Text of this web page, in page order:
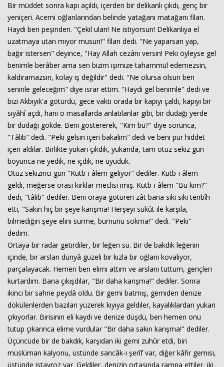
Bir müddet sonra kapı açıldı, içerden bir delikanlı çıkdı, genç bir
yeniçeri. Acemi oğlanlarından belinde yatağanı matağanı filan.
Haydi ben peşinden. "Çekil ulan! Ne istiyorsun! Delikanlıya el
uzatmaya utan mıyor musun!" filan dedi. "Ne yaparsan yap,
bağır istersen" deyince, "Hay Allah cezânı versin! Peki öyleyse gel
benimle berâber ama sen bizim işimize tahammül edemezsin,
kaldıramazsın, kolay iş değildir" dedi. "Ne olursa olsun ben
seninle geleceğim" diye ısrar ettim. "Haydi gel benimle" dedi ve
bizi Akbıyık'a götürdü, gece vakti orada bir kapıyı çaldı, kapıyı bir
siyâhî açdı, hani o masallarda anlatılanlar gibi, bir dudağı yerde
bir dudağı gökde. Beni göstererek, "Kim bu?" diye sorunca,
"Tâlib" dedi. "Peki gelsin içeri bakalım" dedi ve beni pür hiddet
içeri aldılar. Birlikte yukarı çıkdık, yukarıda, tam otuz sekiz gün
boyunca ne yedik, ne içdik, ne uyuduk.
Otuz sekizinci gün "Kutb-i âlem geliyor" dediler. Kutb-i âlem
geldi, meğerse orası kırklar meclisi imiş. Kutb-i âlem "Bu kim?"
dedi, "tâlib" dediler. Beni oraya götüren zât bana sıkı sıkı tenbîh
etti, "Sakın hiç bir şeye karışma! Herşeyi sükût ile karşıla,
bilmediğin şeye elini sürme, burnunu sokma!" dedi. "Peki"
dedim.
Ortaya bir radar getirdiler, bir leğen su. Bir de bakdık leğenin
içinde, bir arslan dünyâ güzeli bir kızla bir oğlanı kovalıyor,
parçalayacak. Hemen ben elimi attım ve arslanı tuttum, gençleri
kurtardım. Bana çıkışdılar, "Bir daha karışma!" dediler. Sonra
ikinci bir sahne peydâ oldu. Bir gemi batmış, gemiden denize
dökülenlerden bazıları yüzerek kıyıya geldiler, kayalıklardan yukarı
çıkıyorlar. Birisinin eli kaydı ve denize düşdü, ben hemen onu
tutup çıkarınca elime vurdular "Bir daha sakın karışma!" dediler.
Üçüncüde bir de bakdık, karşıdan iki gemi zuhûr etdi, biri
müslüman kalyonu, üstünde sancâk-ı şerîf var, diğer kâfir gemisi,
üstünde istavroz var. Geldiler, denizin ortasında rampa ettiler, iki